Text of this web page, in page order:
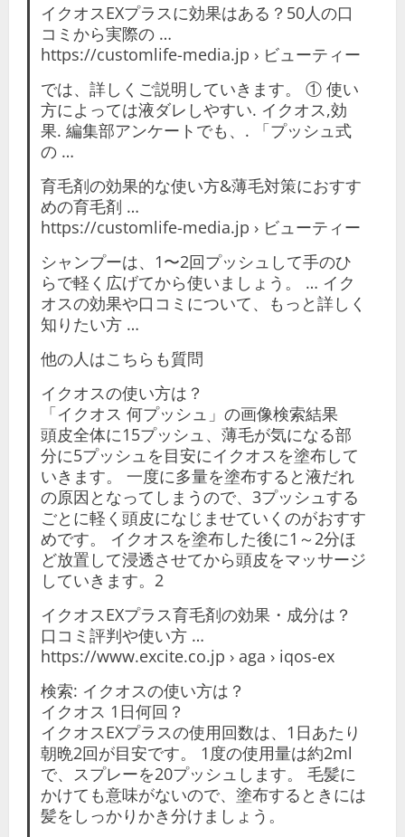
イクオスEXプラスに効果はある？50人の口
コミから実際の …
https://customlife-media.jp › ビューティー
では、詳しくご説明していきます。 ① 使い
方によっては液ダレしやすい. イクオス,効
果. 編集部アンケートでも、. 「プッシュ式
の …
育毛剤の効果的な使い方&薄毛対策におすす
めの育毛剤 …
https://customlife-media.jp › ビューティー
シャンプーは、1〜2回プッシュして手のひ
らで軽く広げてから使いましょう。 … イク
オスの効果や口コミについて、もっと詳しく
知りたい方 …
他の人はこちらも質問
イクオスの使い方は？
「イクオス 何プッシュ」の画像検索結果
頭皮全体に15プッシュ、薄毛が気になる部
分に5プッシュを目安にイクオスを塗布して
いきます。 一度に多量を塗布すると液だれ
の原因となってしまうので、3プッシュする
ごとに軽く頭皮になじませていくのがおすす
めです。 イクオスを塗布した後に1～2分ほ
ど放置して浸透させてから頭皮をマッサージ
していきます。2
イクオスEXプラス育毛剤の効果・成分は？
口コミ評判や使い方 …
https://www.excite.co.jp › aga › iqos-ex
検索: イクオスの使い方は？
イクオス 1日何回？
イクオスEXプラスの使用回数は、1日あたり
朝晩2回が目安です。 1度の使用量は約2ml
で、スプレーを20プッシュします。 毛髪に
かけても意味がないので、塗布するときには
髪をしっかりかき分けましょう。